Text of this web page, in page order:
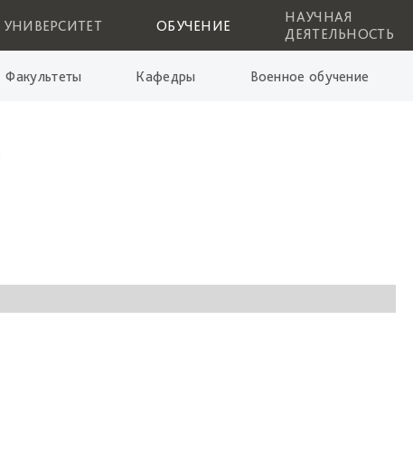
УНИВЕРСИТЕТ ОБУЧЕНИЕ
НАУЧНАЯ
ДЕЯТЕЛЬНОСТЬ
Факультеты Кафедры Военное обучение